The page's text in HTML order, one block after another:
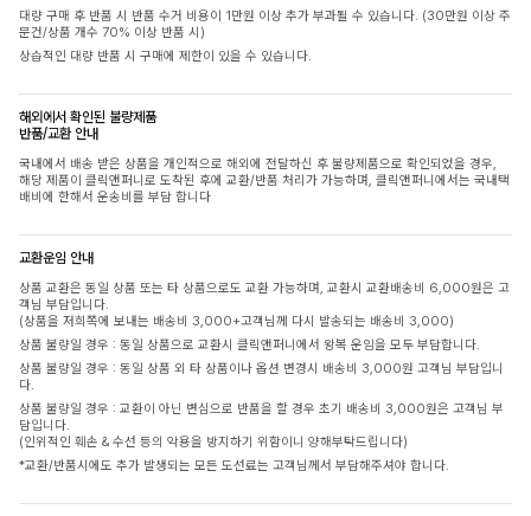
대량 구매 후 반품 시 반품 수거 비용이 1만원 이상 추가 부과될 수 있습니다. (30만원 이상 주
문건/상품 개수 70% 이상 반품 시)
상습적인 대량 반품 시 구매에 제한이 있을 수 있습니다.
해외에서 확인된 불량제품
반품/교환 안내
국내에서 배송 받은 상품을 개인적으로 해외에 전달하신 후 불량제품으로 확인되었을 경우,
해당 제품이 클릭앤퍼니로 도착된 후에 교환/반품 처리가 가능하며, 클릭앤퍼니에서는 국내택
배비에 한해서 운송비를 부담 합니다
교환운임 안내
상품 교환은 동일 상품 또는 타 상품으로도 교환 가능하며, 교환시 교환배송비 6,000원은 고
객님 부담입니다.
(상품을 저희쪽에 보내는 배송비 3,000+고객님께 다시 발송되는 배송비 3,000)
상품 불량일 경우 : 동일 상품으로 교환시 클릭앤퍼니에서 왕복 운임을 모두 부담합니다.
상품 불량일 경우 : 동일 상품 외 타 상품이나 옵션 변경시 배송비 3,000원 고객님 부담입니
다.
상품 불량일 경우 : 교환이 아닌 변심으로 반품을 할 경우 초기 배송비 3,000원은 고객님 부
담입니다.
(인위적인 훼손 & 수선 등의 악용을 방지하기 위함이니 양해부탁드립니다)
*교환/반품시에도 추가 발생되는 모든 도선료는 고객님께서 부담해주셔야 합니다.